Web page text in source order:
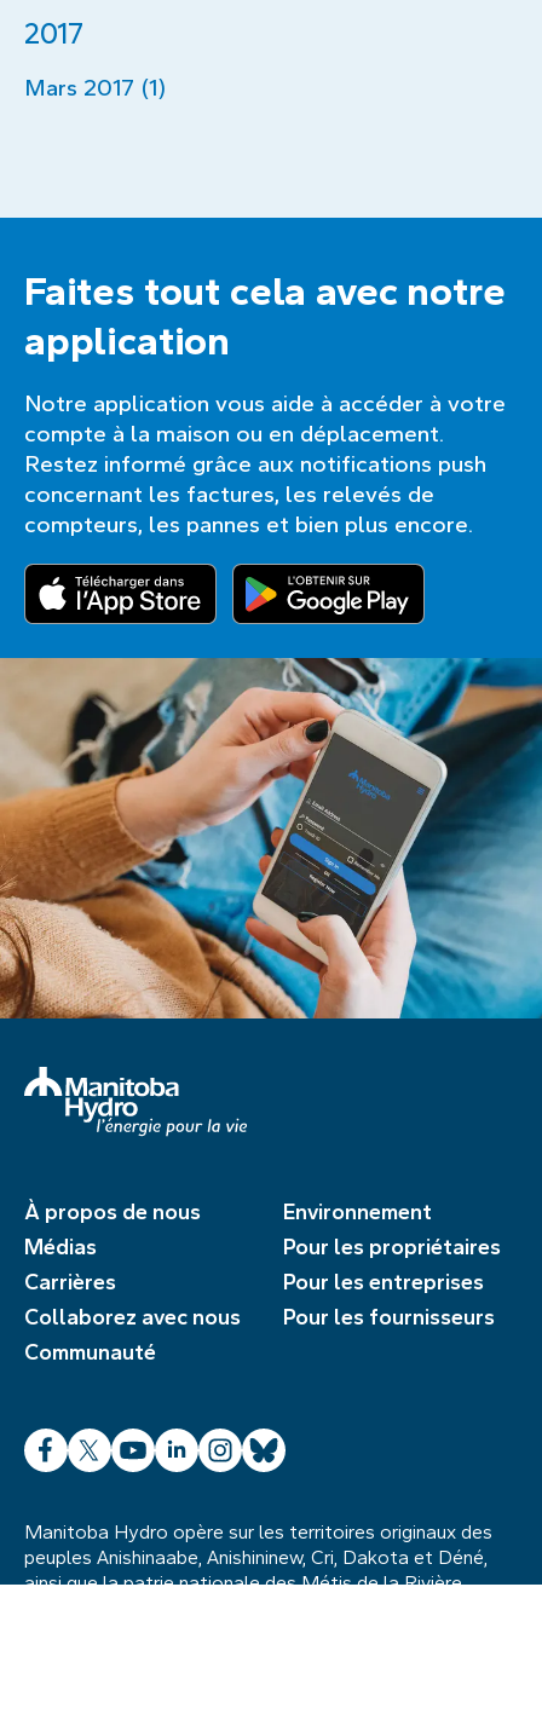
2017
Mars 2017 (1)
Faites tout cela avec notre
application
Notre application vous aide à accéder à votre
compte à la maison ou en déplacement.
Restez informé grâce aux notifications push
concernant les factures, les relevés de
compteurs, les pannes et bien plus encore.
À propos de nous
Médias
Carrières
Collaborez avec nous
Communauté
Environnement
Pour les propriétaires
Pour les entreprises
Pour les fournisseurs
Facebook
X YouTube
LinkedInInstagram
Bluesky
Manitoba Hydro opère sur les territoires originaux des
peuples Anishinaabe, Anishininew, Cri, Dakota et Déné,
ainsi que la patrie nationale des Métis de la Rivière